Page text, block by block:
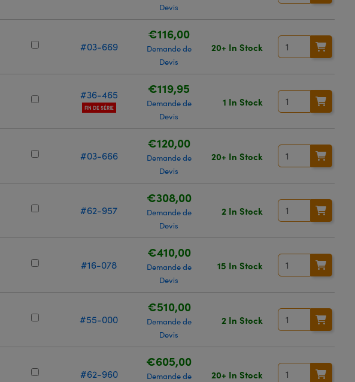
Devis
#03-669
€116,00
Demande de
Devis
20+ In Stock
#36-465
FIN DE SÉRIE
€119,95
Demande de
Devis
1 In Stock
#03-666
€120,00
Demande de
Devis
20+ In Stock
#62-957
€308,00
Demande de
Devis
2 In Stock
#16-078
€410,00
Demande de
Devis
15 In Stock
#55-000
€510,00
Demande de
Devis
2 In Stock
#62-960
€605,00
Demande de 20+ In Stock